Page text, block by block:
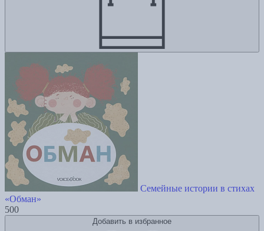
Семейные истории в стихах
«Обман»
500
Добавить в избранное